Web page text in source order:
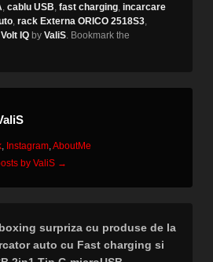
cablu USB fast charging incarcare
rack Externa ORICO 2518S3
Volt IQ by ValiS . Bookmark the
, Instagram, AboutMe
by ValiS →
surpriza cu produse de la
auto cu Fast charging si